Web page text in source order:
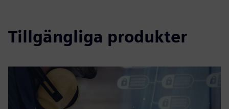
Tillgängliga produkter